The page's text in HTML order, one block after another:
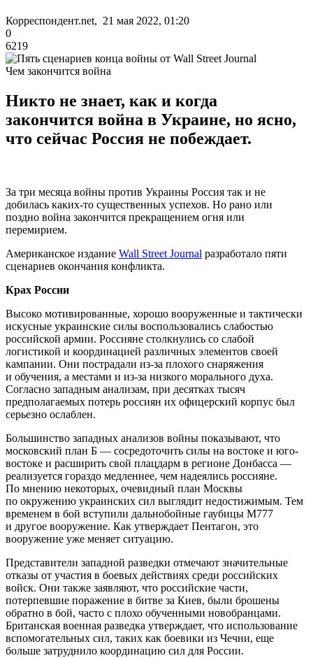
Корреспондент.net, 21 мая 2022, 01:20
0
6219
Чем закончится война
Никто не знает, как и когда
закончится война в Украине, но ясно,
что сейчас Россия не побеждает.
За три месяца войны против Украины Россия так и не
добилась каких-то существенных успехов. Но рано или
поздно война закончится прекращением огня или
перемирием.
Американское издание Wall Street Journal разработало пяти
сценариев окончания конфликта.
Крах России
Высоко мотивированные, хорошо вооруженные и тактически
искусные украинские силы воспользовались слабостью
российской армии. Россияне столкнулись со слабой
логистикой и координацией различных элементов своей
кампании. Они пострадали из-за плохого снаряжения
и обучения, а местами и из-за низкого морального духа.
Согласно западным анализам, при десятках тысяч
предполагаемых потерь россиян их офицерский корпус был
серьезно ослаблен.
Большинство западных анализов войны показывают, что
московский план Б — сосредоточить силы на востоке и юго-
востоке и расширить свой плацдарм в регионе Донбасса —
реализуется гораздо медленнее, чем надеялись россияне.
По мнению некоторых, очевидный план Москвы
по окружению украинских сил выглядит недостижимым. Тем
временем в бой вступили дальнобойные гаубицы M777
и другое вооружение. Как утверждает Пентагон, это
вооружение уже меняет ситуацию.
Представители западной разведки отмечают значительные
отказы от участия в боевых действиях среди российских
войск. Они также заявляют, что российские части,
потерпевшие поражение в битве за Киев, были брошены
обратно в бой, часто с плохо обученными новобранцами.
Британская военная разведка утверждает, что использование
вспомогательных сил, таких как боевики из Чечни, еще
больше затруднило координацию сил для России.